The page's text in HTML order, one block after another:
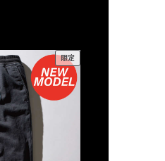
限定